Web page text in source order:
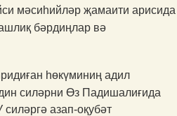
мәсиһийләр җамаити арисида
бәрдиңлар вә
һөкүминиң адил
силәрни Өз Падиша­ли­ғида
азап-оқубәт